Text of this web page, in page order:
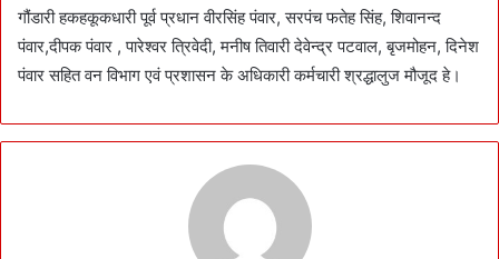
गौंडारी हकहकूकधारी पूर्व प्रधान वीरसिंह पंवार, सरपंच फतेह सिंह, शिवानन्द
पंवार,दीपक पंवार , पारेश्वर त्रिवेदी, मनीष तिवारी देवेन्द्र पटवाल, बृजमोहन, दिनेश
पंवार सहित वन विभाग एवं प्रशासन के अधिकारी कर्मचारी श्रद्धालुज मौजूद हे।